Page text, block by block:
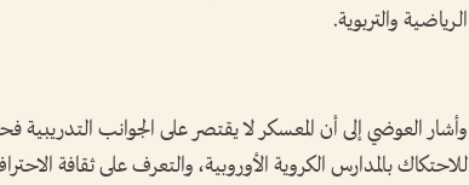
الرياضية والتربوية.
وأشار العوضي إلى أن المعسكر لا يقتصر على الجوانب
للاحتكاك بالمدارس الكروية الأوروبية، والتعرف على ثقافة